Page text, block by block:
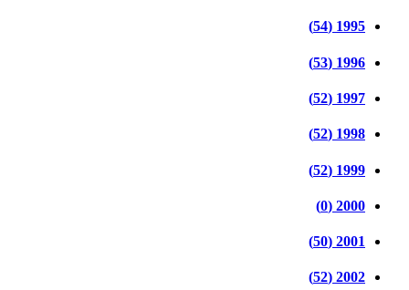
1995 (54)
1996 (53)
1997 (52)
1998 (52)
1999 (52)
2000 (0)
2001 (50)
2002 (52)